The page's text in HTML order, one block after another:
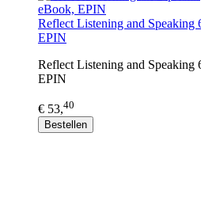
Reflect Listening and Speaking
EPIN
Reflect Listening and Speaking
EPIN
€ 53,40
Bestellen